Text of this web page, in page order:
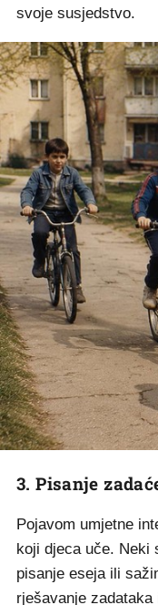
svoje susjedstvo.
3. Pisanje
Pojavom umjetne
koji djeca uče. Neki
pisanje eseja ili
rješavanje